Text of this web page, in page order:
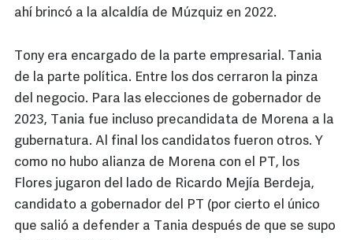
ahí brincó a la alcaldía de Múzquiz en 2022.
Tony era encargado de la parte empresarial. Tania
de la parte política. Entre los dos cerraron la pinza
del negocio. Para las elecciones de gobernador de
2023, Tania fue incluso precandidata de Morena a la
gubernatura. Al final los candidatos fueron otros. Y
como no hubo alianza de Morena con el PT, los
Flores jugaron del lado de Ricardo Mejía Berdeja,
candidato a gobernador del PT (por cierto el único
que salió a defender a Tania después de que se supo